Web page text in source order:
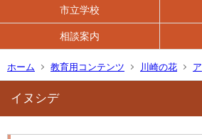
市立学校
相談案内
ホーム 教育用コンテンツ 川崎の花 ア
イヌシデ